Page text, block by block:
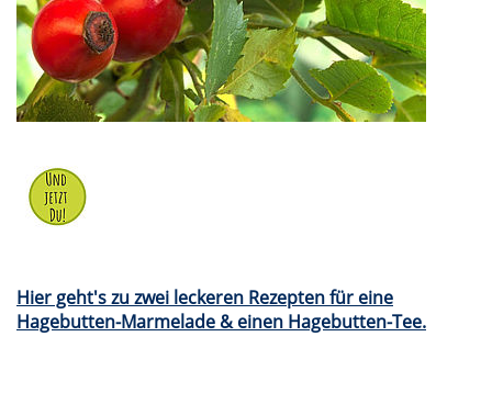
Hier geht's zu zwei leckeren Rezepten für eine
Hagebutten-Marmelade & einen Hagebutten-Tee.